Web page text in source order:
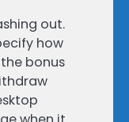
out.
how
bonus